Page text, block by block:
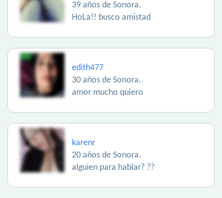
39 años de Sonora.
HoLa!! busco amistad
edith477
30 años de Sonora.
amor mucho quiero
karenr
20 años de Sonora.
alguien para hablar? ??